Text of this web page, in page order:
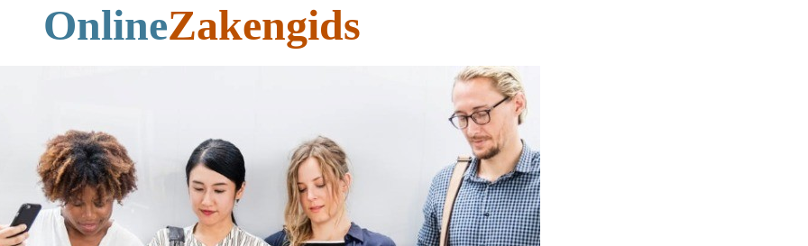
OnlineZakengids